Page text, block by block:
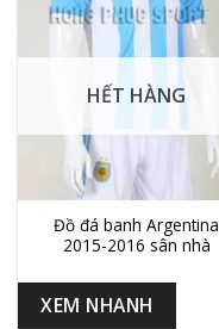
HẾT HÀNG
Đồ đá banh Argentina
2015-2016 sân nhà
XEM NHANH